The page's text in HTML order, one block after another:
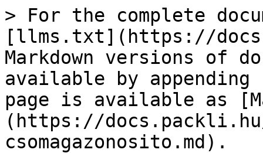
> For the complete
[llms.txt](https://
Markdown versions of
available by
page is available as
(https://
csomagazonosito.md).